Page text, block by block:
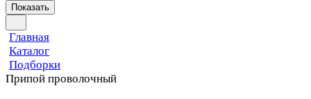
Показать
Главная
Каталог
Подборки
Припой проволочный